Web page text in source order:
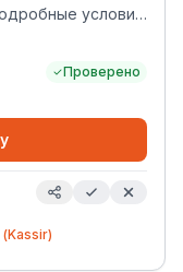
условия
pages/promo-50-
Баста-Гуф
26 июня,
Ваня
Арбенина 10
июля, Зеленый
Проверено